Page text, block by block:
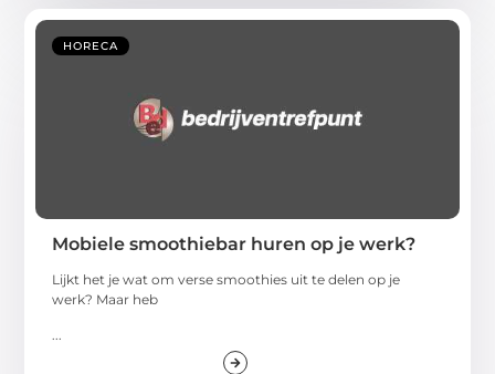
HORECA
Mobiele smoothiebar huren op je werk?
Lijkt het je wat om verse smoothies uit te delen op je
werk? Maar heb
...